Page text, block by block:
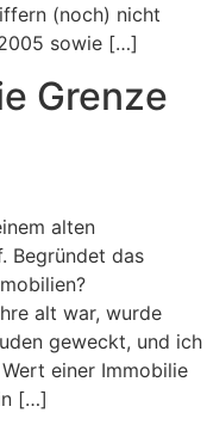
(noch) nicht
sowie […]
Grenze
alten
Begründet das
alt war, wurde
geweckt, und ich
einer Immobilie
[…]